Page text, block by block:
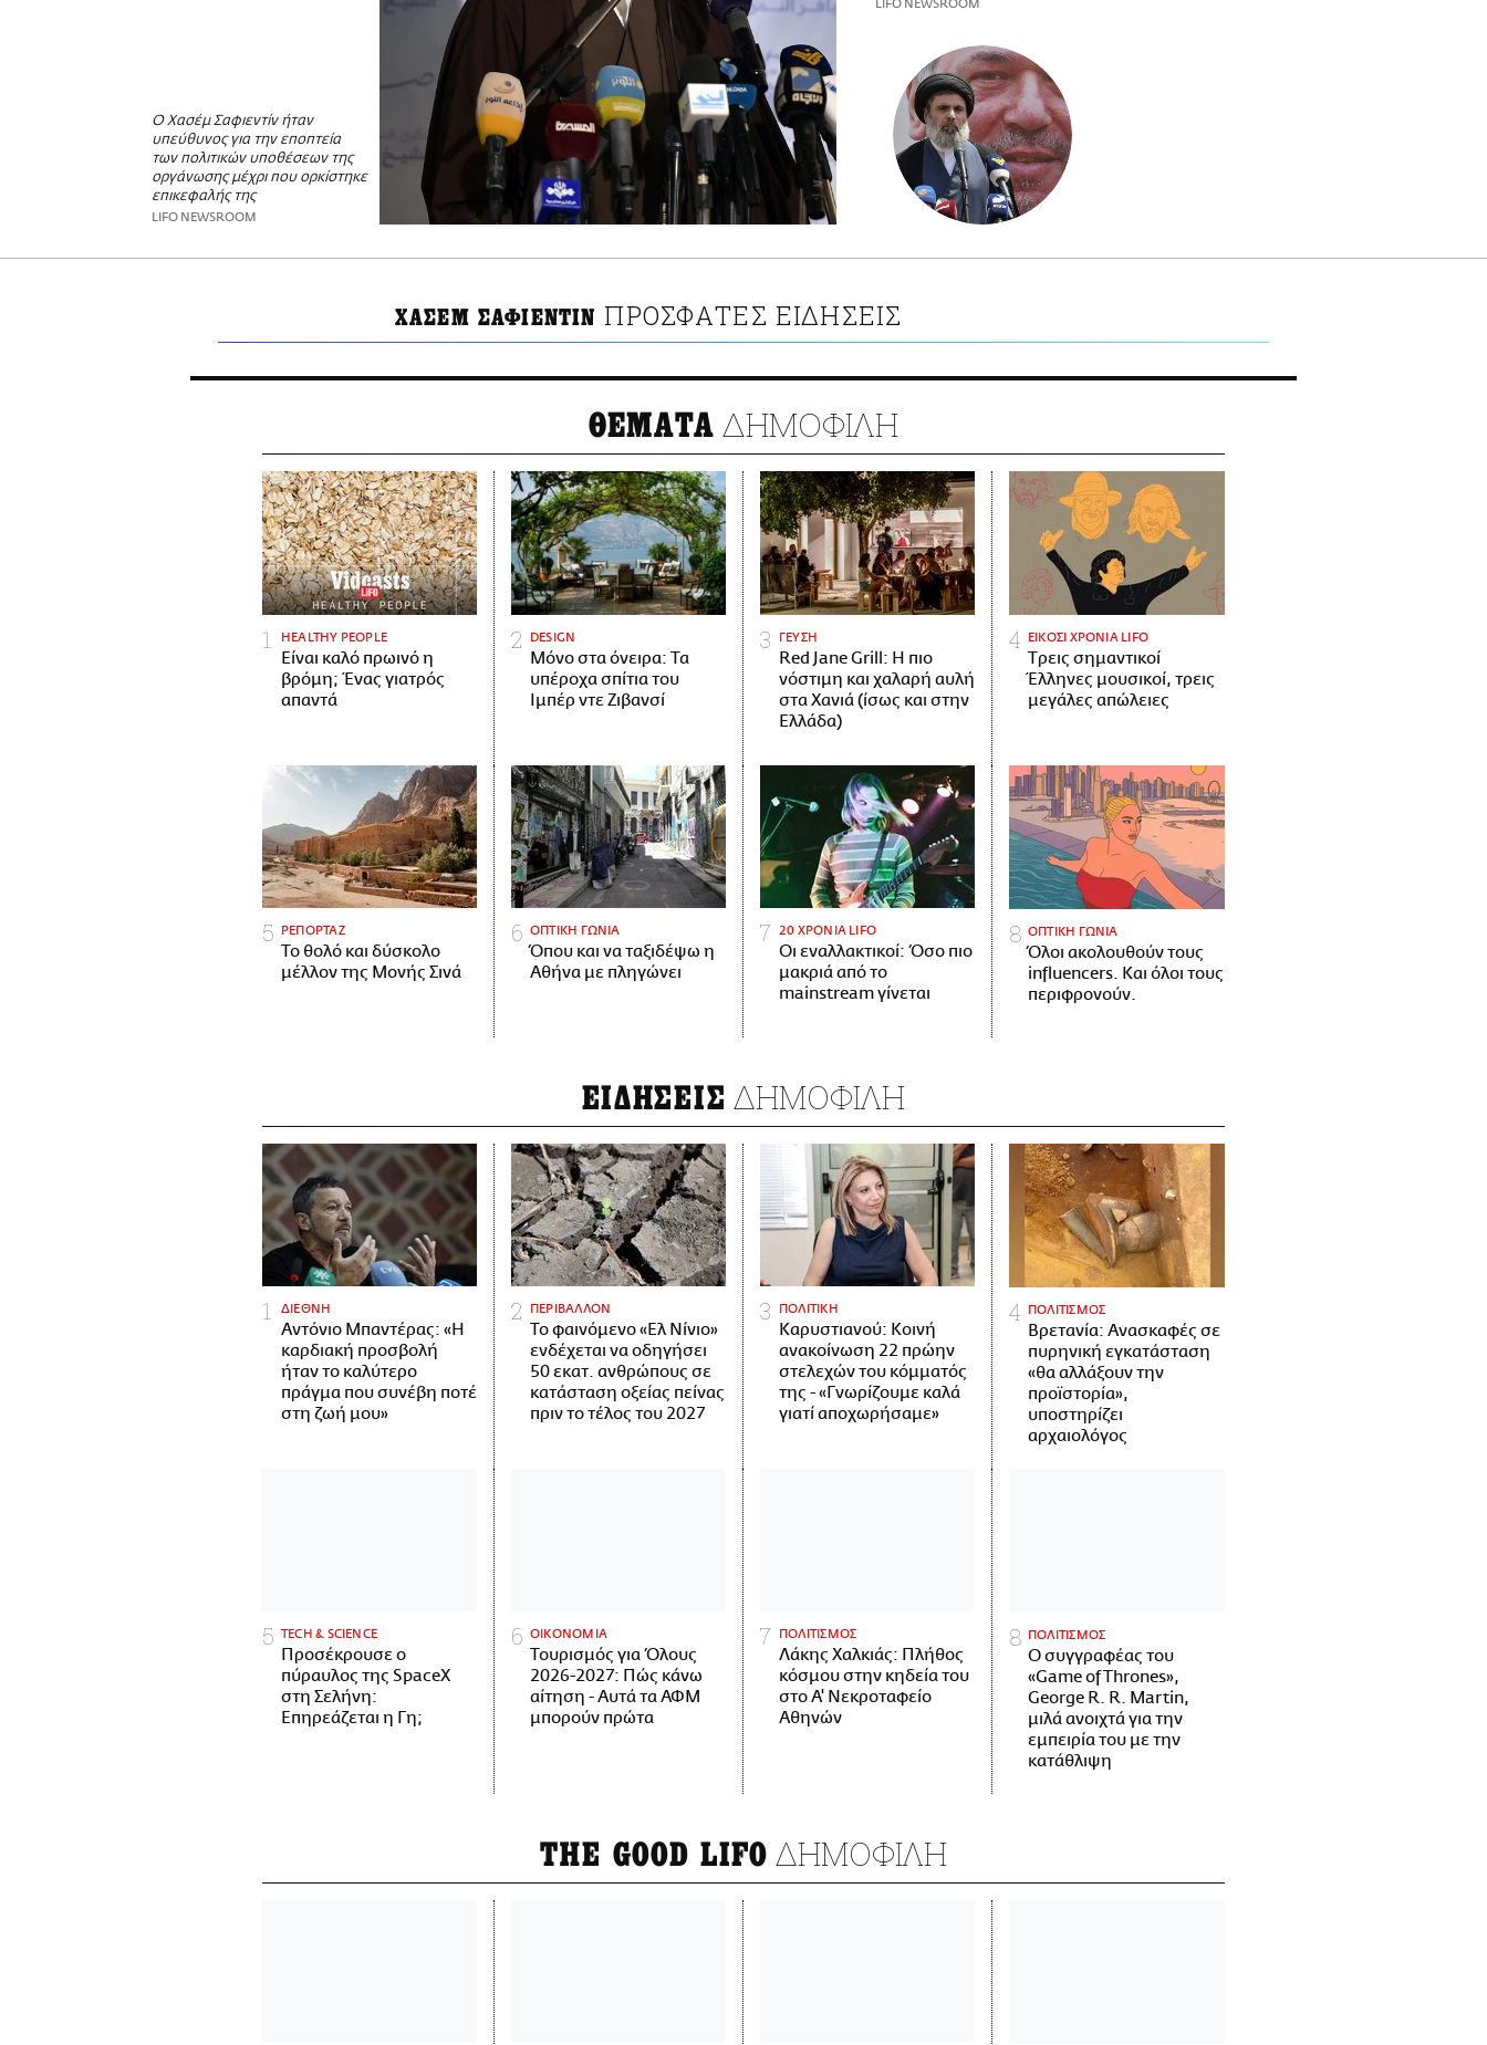
Ο Χασέμ Σαφιεντίν ήταν
υπεύθυνος για την εποπτεία
των πολιτικών υποθέσεων της
οργάνωσης μέχρι που ορκίστηκε
επικεφαλής της
LIFO NEWSROOM
LIFO NEWSROOM
ΧΑΣΕΜ ΣΑΦΙΕΝΤΙΝ ΠΡΟΣΦΑΤΕΣ ΕΙΔΗΣΕΙΣ
ΘΕΜΑΤΑ ΔΗΜΟΦΙΛΗ
HEALTHY PEOPLE
Είναι καλό πρωινό η
βρόμη; Ένας γιατρός
απαντά
DESIGN
Μόνο στα όνειρα: Τα
υπέροχα σπίτια του
Ιμπέρ ντε Ζιβανσί
ΓΕΥΣΗ
Red Jane Grill: Η πιο
νόστιμη και χαλαρή αυλή
στα Χανιά (ίσως και στην
Ελλάδα)
ΕΙΚΟΣΙ ΧΡΟΝΙΑ LIFO
Tρεις σημαντικοί
Έλληνες μουσικοί, τρεις
μεγάλες απώλειες
ΡΕΠΟΡΤΑΖ
Το θολό και δύσκολο
μέλλον της Μονής Σινά
ΟΠΤΙΚΗ ΓΩΝΙΑ
Όπου και να ταξιδέψω η
Αθήνα με πληγώνει
20 ΧΡΟΝΙΑ LIFO
Οι εναλλακτικοί: Όσο πιο
μακριά από το
mainstream γίνεται
ΟΠΤΙΚΗ ΓΩΝΙΑ
Όλοι ακολουθούν τους
influencers. Και όλοι τους
περιφρονούν.
ΕΙΔΗΣΕΙΣ ΔΗΜΟΦΙΛΗ
ΔΙΕΘΝΗ
Αντόνιο Μπαντέρας: «Η
καρδιακή προσβολή
ήταν το καλύτερο
πράγμα που συνέβη ποτέ
στη ζωή μου»
ΠΕΡΙΒΑΛΛΟΝ
Το φαινόμενο «Ελ Νίνιο»
ενδέχεται να οδηγήσει
50 εκατ. ανθρώπους σε
κατάσταση οξείας πείνας
πριν το τέλος του 2027
ΠΟΛΙΤΙΚΗ
Καρυστιανού: Κοινή
ανακοίνωση 22 πρώην
στελεχών του κόμματός
της - «Γνωρίζουμε καλά
γιατί αποχωρήσαμε»
ΠΟΛΙΤΙΣΜΟΣ
Βρετανία: Ανασκαφές σε
πυρηνική εγκατάσταση
«θα αλλάξουν την
προϊστορία»,
υποστηρίζει
αρχαιολόγος
ΤECH & SCIENCE
Προσέκρουσε ο
πύραυλος της SpaceX
στη Σελήνη:
Επηρεάζεται η Γη;
ΟΙΚΟΝΟΜΙΑ
Τουρισμός για Όλους
2026-2027: Πώς κάνω
αίτηση - Αυτά τα ΑΦΜ
μπορούν πρώτα
ΠΟΛΙΤΙΣΜΟΣ
Λάκης Χαλκιάς: Πλήθος
κόσμου στην κηδεία του
στο Α' Νεκροταφείο
Αθηνών
ΠΟΛΙΤΙΣΜΟΣ
Ο συγγραφέας του
«Game of Thrones»,
George R. R. Martin,
μιλά ανοιχτά για την
εμπειρία του με την
κατάθλιψη
THE GOOD LIFO ΔΗΜΟΦΙΛΗ